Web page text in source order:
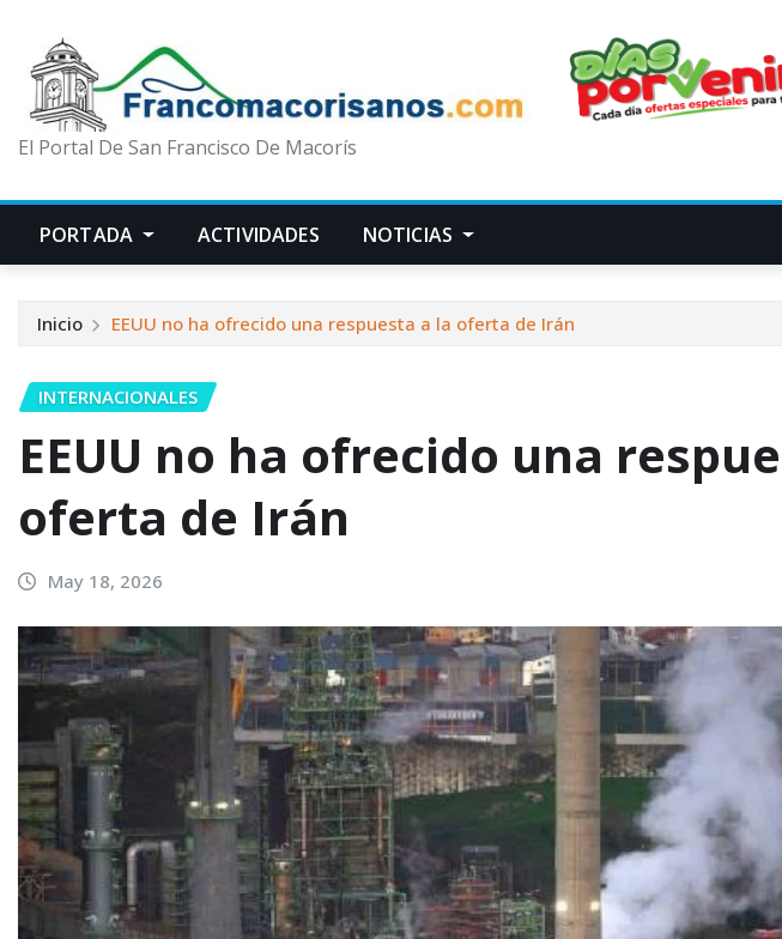
El Portal De San Francisco De Macorís
PORTADA ACTIVIDADES NOTICIAS
Inicio EEUU no ha ofrecido una respuesta a la oferta de Irán
INTERNACIONALES
EEUU no ha ofrecido una
oferta de Irán
May 18, 2026